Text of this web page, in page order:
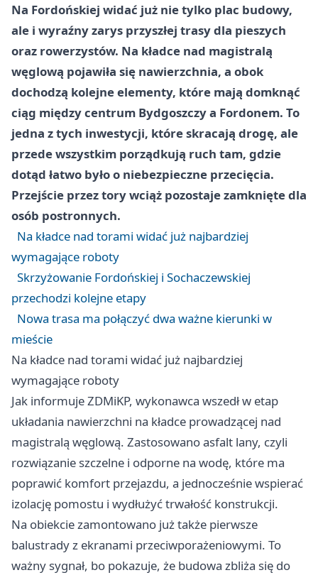
Na Fordońskiej widać już nie tylko plac budowy,
ale i wyraźny zarys przyszłej trasy dla pieszych
oraz rowerzystów. Na kładce nad magistralą
węglową pojawiła się nawierzchnia, a obok
dochodzą kolejne elementy, które mają domknąć
ciąg między centrum Bydgoszczy a Fordonem. To
jedna z tych inwestycji, które skracają drogę, ale
przede wszystkim porządkują ruch tam, gdzie
dotąd łatwo było o niebezpieczne przecięcia.
Przejście przez tory wciąż pozostaje zamknięte dla
osób postronnych.
Na kładce nad torami widać już najbardziej
wymagające roboty
Skrzyżowanie Fordońskiej i Sochaczewskiej
przechodzi kolejne etapy
Nowa trasa ma połączyć dwa ważne kierunki w
mieście
Na kładce nad torami widać już najbardziej
wymagające roboty
Jak informuje ZDMiKP, wykonawca wszedł w etap
układania nawierzchni na kładce prowadzącej nad
magistralą węglową. Zastosowano asfalt lany, czyli
rozwiązanie szczelne i odporne na wodę, które ma
poprawić komfort przejazdu, a jednocześnie wspierać
izolację pomostu i wydłużyć trwałość konstrukcji.
Na obiekcie zamontowano już także pierwsze
balustrady z ekranami przeciwporażeniowymi. To
ważny sygnał, bo pokazuje, że budowa zbliża się do